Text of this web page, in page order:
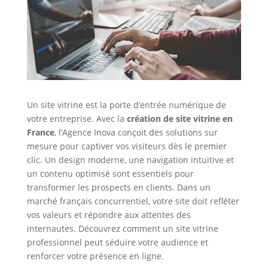
Un site vitrine est la porte d’entrée numérique de
votre entreprise. Avec la création de site vitrine en
France, l’Agence Inova conçoit des solutions sur
mesure pour captiver vos visiteurs dès le premier
clic. Un design moderne, une navigation intuitive et
un contenu optimisé sont essentiels pour
transformer les prospects en clients. Dans un
marché français concurrentiel, votre site doit refléter
vos valeurs et répondre aux attentes des
internautes. Découvrez comment un site vitrine
professionnel peut séduire votre audience et
renforcer votre présence en ligne.